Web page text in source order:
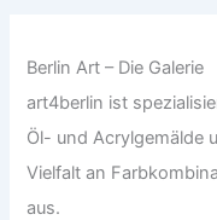
Berlin Art – Die Galerie
art4berlin ist
Öl- und Acrylgemälde
Vielfalt an
aus.